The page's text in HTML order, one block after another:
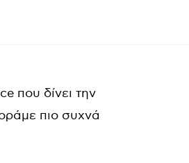
που δίνει την
πιο συχνά